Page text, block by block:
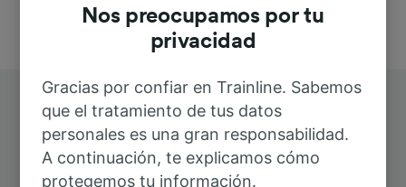
Nos preocupamos por tu
privacidad
Gracias por confiar en Trainline. Sabemos
que el tratamiento de tus datos
personales es una gran responsabilidad.
A continuación, te explicamos cómo
protegemos tu información.